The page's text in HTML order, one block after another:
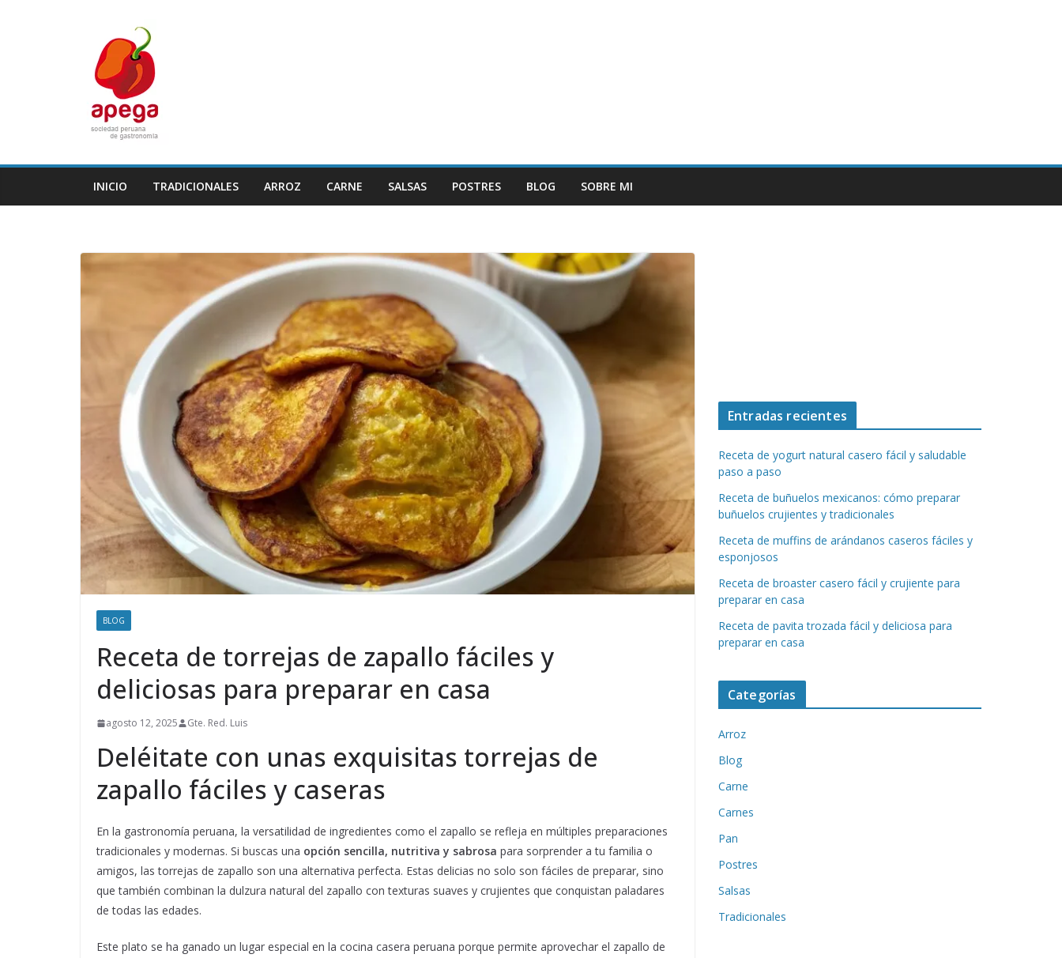
INICIO TRADICIONALES ARROZ CARNE SALSAS POSTRES BLOG SOBRE MI
BLOG
Receta de torrejas de zapallo fáciles y
deliciosas para preparar en casa
agosto 12, 2025 Gte. Red. Luis
Deléitate con unas exquisitas torrejas de
zapallo fáciles y caseras
En la gastronomía peruana, la versatilidad de ingredientes como el zapallo se refleja en múltiples preparaciones
tradicionales y modernas. Si buscas una opción sencilla, nutritiva y sabrosa para sorprender a tu familia o
amigos, las torrejas de zapallo son una alternativa perfecta. Estas delicias no solo son fáciles de preparar, sino
que también combinan la dulzura natural del zapallo con texturas suaves y crujientes que conquistan paladares
de todas las edades.
Este plato se ha ganado un lugar especial en la cocina casera peruana porque permite aprovechar el zapallo de
Entradas recientes
Receta de yogurt natural casero fácil y saludable
paso a paso
Receta de buñuelos mexicanos: cómo preparar
buñuelos crujientes y tradicionales
Receta de muffins de arándanos caseros fáciles y
esponjosos
Receta de broaster casero fácil y crujiente para
preparar en casa
Receta de pavita trozada fácil y deliciosa para
preparar en casa
Categorías
Arroz
Blog
Carne
Carnes
Pan
Postres
Salsas
Tradicionales